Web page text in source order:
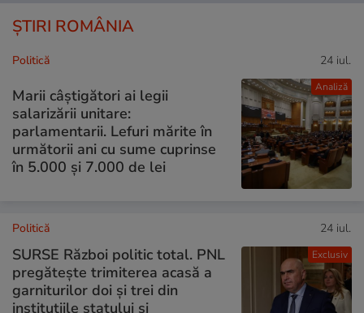
ȘTIRI ROMÂNIA
Analiză
Politică 24 iul.
Marii câștigători ai legii
salarizării unitare:
parlamentarii. Lefuri mărite în
următorii ani cu sume cuprinse
în 5.000 și 7.000 de lei
Exclusiv
Politică 24 iul.
SURSE Război politic total. PNL
pregătește trimiterea acasă a
garniturilor doi și trei din
instituțiile statului și